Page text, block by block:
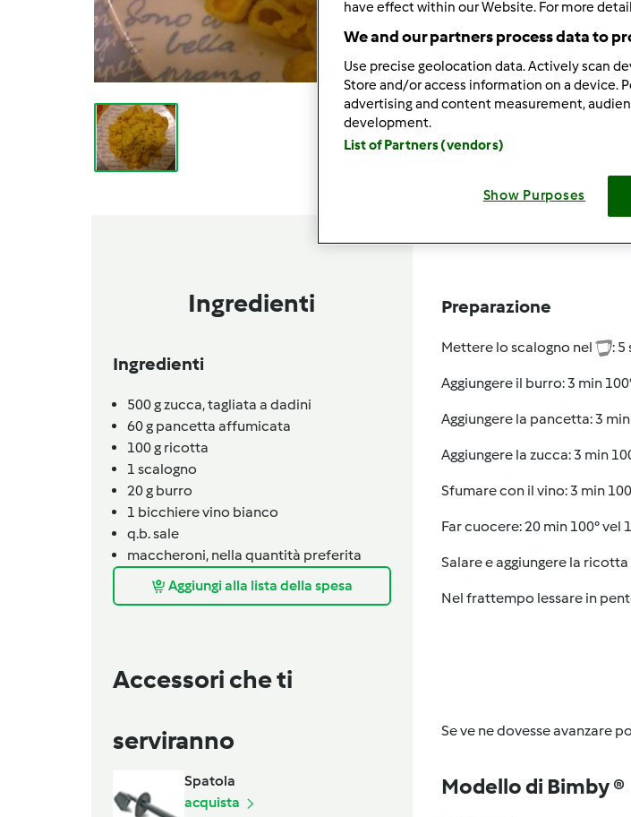
Ingredienti
Ingredienti
500gzucca,tagliata a dadini
60g pancetta affumicata
100g ricotta
1 scalogno
20g burro
1 bicchierevino bianco
q.b.sale
maccheroni, nella quantità preferita
Aggiungi alla lista della spesa
Accessori che ti
serviranno
Spatola
acquista
Preparazione
Mettere lo scalogno nel : 5
Aggiungere il burro: 3 min
Aggiungere la pancetta: 3 min
Aggiungere la zucca: 3 min
Sfumare con il vino: 3 min
Far cuocere: 20 min 100° vel 1
Salare e aggiungere la
Nel frattempo lessare in
Se ve ne dovesse avanzare
Modello di Bimby ®
have effect within our Website. For more
We and our partners process data to
Use precise geolocation data. Actively scan
Store and/or access information on a device.
advertising and content measurement,
development.
List of Partners (vendors)
Show Purposes